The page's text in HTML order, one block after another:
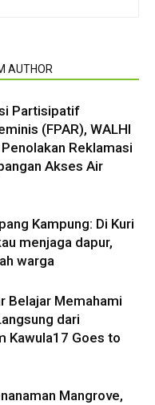
AUTHOR
Partisipatif
(FPAR), WALHI
Reklamasi
Akses Air
Kampung: Di Kuri
menjaga dapur,
warga
Belajar Memahami
dari
Kawula17 Goes to
Mangrove,